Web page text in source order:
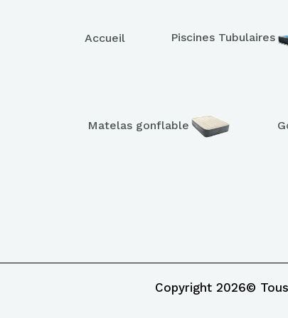
Accueil Piscines Tubulaires
Matelas gonflable
Copyright 2026©